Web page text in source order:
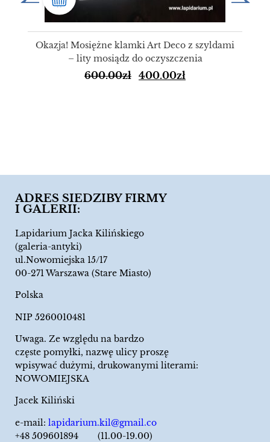
Okazja! Mosiężne klamki Art Deco z szyldami
– lity mosiądz do oczyszczenia
600.00zł 400.00zł
ADRES SIEDZIBY FIRMY
I GALERII:
Lapidarium Jacka Kilińskiego
(galeria-antyki)
ul.Nowomiejska 15/17
00-271 Warszawa (Stare Miasto)
Polska
NIP 5260010481
Uwaga. Ze względu na bardzo
częste pomyłki, nazwę ulicy proszę
wpisywać dużymi, drukowanymi literami:
NOWOMIEJSKA
Jacek Kiliński
e-mail: lapidarium.kil@gmail.co
+48 509601894 (11.00-19.00)